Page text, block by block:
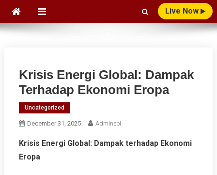
Live Now
Krisis Energi Global: Dampak
Terhadap Ekonomi Eropa
Uncategorized
December 31, 2025 Adminsol
Krisis Energi Global: Dampak terhadap Ekonomi
Eropa